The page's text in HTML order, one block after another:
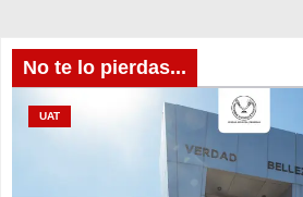
No te lo pierdas...
UAT